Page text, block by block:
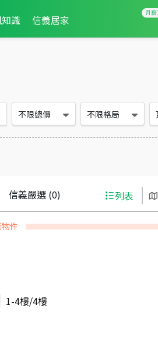
識 信義居家
不限總價 不限格局
信義嚴選(0) 列表
件
1-4樓/4樓